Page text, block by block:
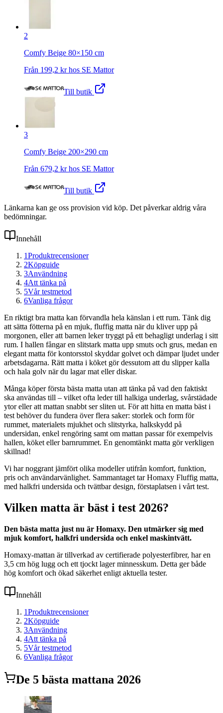
2
Comfy Beige 80×150 cm
Från 199,2 kr hos SE Mattor
Till butik
3
Comfy Beige 200×290 cm
Från 679,2 kr hos SE Mattor
Till butik
Länkarna kan ge oss provision vid köp. Det påverkar aldrig våra
bedömningar.
Innehåll
1Produktrecensioner
2Köpguide
3Användning
4Att tänka på
5Vår testmetod
6Vanliga frågor
En riktigt bra matta kan förvandla hela känslan i ett rum. Tänk dig
att sätta fötterna på en mjuk, fluffig matta när du kliver upp på
morgonen, eller att barnen leker tryggt på ett behagligt underlag i sitt
rum. I hallen fångar en slitstark matta upp smuts och grus, medan en
elegant matta för kontorsstol skyddar golvet och dämpar ljudet under
arbetsdagarna. Rätt matta i köket gör dessutom att du slipper kalla
och hala golv när du lagar mat eller diskar.
Många köper första bästa matta utan att tänka på vad den faktiskt
ska användas till – vilket ofta leder till halkiga underlag, svårstädade
ytor eller att mattan snabbt ser sliten ut. För att hitta en matta bäst i
test behöver du fundera över flera saker: storlek och form för
rummet, materialets mjukhet och slitstyrka, halkskydd på
undersidan, enkel rengöring samt om mattan passar för exempelvis
hallen, köket eller barnrummet. En genomtänkt matta gör verkligen
skillnad!
Vi har noggrant jämfört olika modeller utifrån komfort, funktion,
pris och användarvänlighet. Sammantaget tar Homaxy Fluffig matta,
med halkfri undersida och tvättbar design, förstaplatsen i vårt test.
Vilken matta är bäst i test 2026?
Den bästa matta just nu är Homaxy. Den utmärker sig med
mjuk komfort, halkfri undersida och enkel maskintvätt.
Homaxy-mattan är tillverkad av certifierade polyesterfibrer, har en
3,5 cm hög lugg och ett tjockt lager minnesskum. Detta ger både
hög komfort och ökad säkerhet enligt aktuella tester.
Innehåll
1Produktrecensioner
2Köpguide
3Användning
4Att tänka på
5Vår testmetod
6Vanliga frågor
De 5 bästa mattana 2026